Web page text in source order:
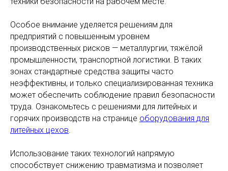
Особое внимание уделяется решениям для
предприятий с повышенным уровнем
производственных рисков — металлургии, тяжёлой
промышленности, транспортной логистики. В таких
зонах стандартные средства защиты часто
неэффективны, и только специализированная техника
может обеспечить соблюдение правил безопасности
труда. Ознакомьтесь с решениями для литейных и
горячих производств на странице оборудования для
литейных цехов.
Использование таких технологий напрямую
способствует снижению травматизма и позволяет